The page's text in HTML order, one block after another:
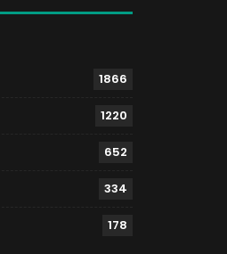
1866
1220
652
334
178